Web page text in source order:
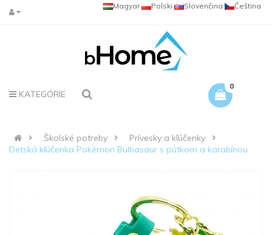
Čeština
Slovenčina
Polski
Magyar
KATEGÓRIE
0
Školské potreby
Prívesky a kľúčenky
Detská kľúčenka Pokémon Bulbasaur s pútkom a karabínou